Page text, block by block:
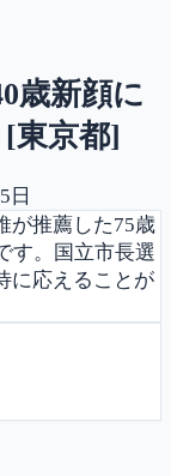
歳新顔に
東京都]
日
が推薦した75歳
す。国立市長選
に応えることが